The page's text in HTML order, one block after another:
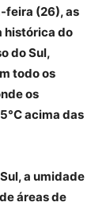
feira (26), as
histórica do
do Sul,
todo os
os
acima das
a umidade
áreas de